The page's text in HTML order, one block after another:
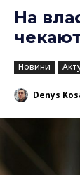
На
Новини
Denys